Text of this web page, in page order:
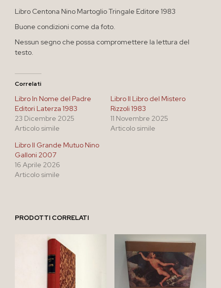
Libro Centona Nino Martoglio Tringale Editore 1983
Buone condizioni come da foto.
Nessun segno che possa compromettere la lettura del
testo.
Correlati
Libro In Nome del Padre
Editori Laterza 1983
23 Dicembre 2025
Articolo simile
Libro Il Libro del Mistero
Rizzoli 1983
11 Novembre 2025
Articolo simile
Libro Il Grande Mutuo Nino
Galloni 2007
16 Aprile 2026
Articolo simile
PRODOTTI CORRELATI